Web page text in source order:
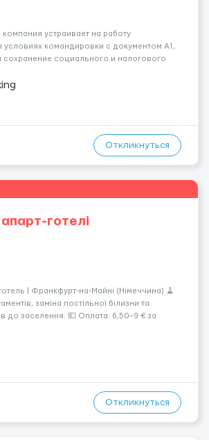
устраивает на работу
условиях командировки с документом A1,
социального и налогового
граждане стран с упрощенным доступом к
Откликнуться
готелі
| Франкфурт-на-Майні (Німеччина) 🧹
заміна постільної білизни та
до заселення. 💶 Оплата: 6,50–9 € за
(після вирахув...
Откликнуться